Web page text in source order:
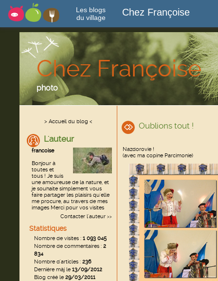
Les blogs
du village
Chez Françoise
Chez Françoise
photo
> Accueil du blog <
L'auteur
francoise
Bonjour à
toutes et
tous ! Je suis
une amoureuse de la nature, et
je souhaite simplement vous
faire partager les plaisirs qu'elle
me procure, au travers de mes
images Merci pour vos visites
Contacter l'auteur >>
Statistiques
Nombre de visites : 1 093 045
Nombre de commentaires : 2
834
Nombre d'articles : 236
Dernière màj le13/09/2012
Blog créé le29/03/2011
Oublions tout !
Nazdorovie !
(avec ma copine Parcimonie)